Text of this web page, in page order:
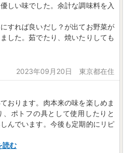
しい味でした。余計な調味料を入
すれば良いだし？が出てお野菜が
した。茹でたり、焼いたりしても
2023年09月20日 東京都在住
おります。肉本来の味を楽しめま
ポトフの具として使用したりと
んでいます。今後も定期的にリピ
読む